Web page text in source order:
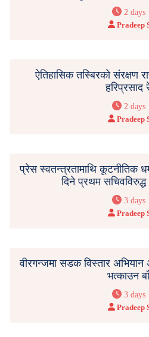
2 days
Pradeep
ऐतिहासिक तस्बिरको संरक्षण
हरिप्रसाद
2 days
Pradeep
प्रेस स्वतन्त्रतामाथि कूटनीतिक
दिने प्रथम सचिवविरुद्ध
3 days
Pradeep
वीरगन्जमा सडक विस्तार
भत्काउन
3 days
Pradeep